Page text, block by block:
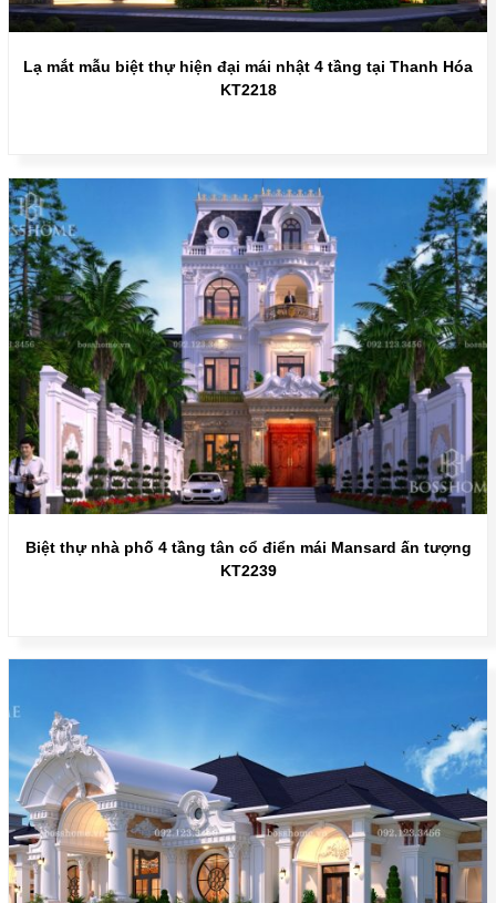
Lạ mắt mẫu biệt thự hiện đại mái nhật 4 tầng tại Thanh Hóa
KT2218
Biệt thự nhà phố 4 tầng tân cổ điển mái Mansard ấn tượng
KT2239